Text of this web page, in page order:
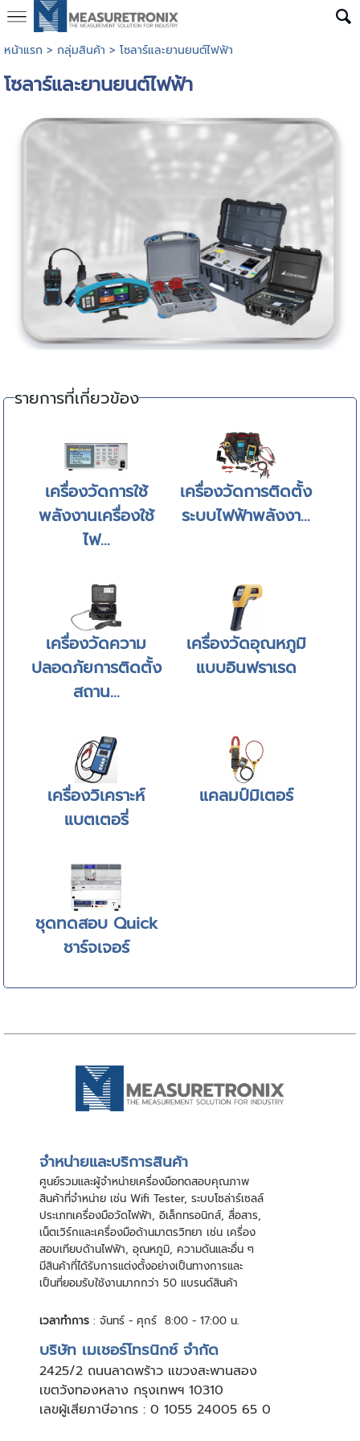
หน้าแรก > กลุ่มสินค้า > โซลาร์และยานยนต์ไฟฟ้า
โซลาร์และยานยนต์ไฟฟ้า
รายการที่เกี่ยวข้อง
เครื่องวัดการใช้
พลังงานเครื่องใช้
ไฟ...
เครื่องวัดการติดตั้ง
ระบบไฟฟ้าพลังงา...
เครื่องวัดความ
ปลอดภัยการติดตั้ง
สถาน...
เครื่องวัดอุณหภูมิ
แบบอินฟราเรด
เครื่องวิเคราะห์
แบตเตอรี่
แคลมป์มิเตอร์
ชุดทดสอบ Quick
ชาร์จเจอร์
จําหน่ายและบริการสินค้า
ศูนย์รวมและผู้จําหน่ายเครื่องมือทดสอบคุณภาพ
สินค้าที่จําหน่าย เช่น Wifi Tester, ระบบโซล่าร์เซลล์
ประเภทเครื่องมือวัดไฟฟ้า, อิเล็กทรอนิกส์, สื่อสาร,
เน็ตเวิร์กและเครื่องมือด้านมาตรวิทยา เช่น เครื่อง
สอบเทียบด้านไฟฟ้า, อุณหภูมิ, ความดันและอื่น ๆ
มีสินค้าที่ได้รับการแต่งตั้งอย่างเป็นทางการและ
เป็นที่ยอมรับใช้งานมากกว่า 50 แบรนด์สินค้า
เวลาทำการ : จันทร์ - ศุกร์ 8:00 - 17:00 น.
บริษัท เมเชอร์โทรนิกซ์ จำกัด
2425/2 ถนนลาดพร้าว แขวงสะพานสอง
เขตวังทองหลาง กรุงเทพฯ 10310
เลขผู้เสียภาษีอากร : 0 1055 24005 65 0